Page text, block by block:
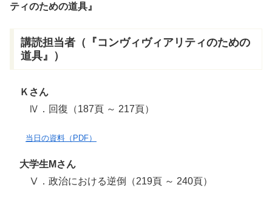
ティのための道具』
講読担当者（『コンヴィヴィアリティのための
道具』）
Ｋさん
Ⅳ．回復（187頁 ～ 217頁）
当日の資料（PDF）
大学生Mさん
Ⅴ．政治における逆倒（219頁 ～ 240頁）